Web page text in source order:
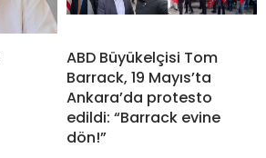
ABD Büyükelçisi Tom
Barrack, 19 Mayıs’ta
Ankara’da protesto
edildi: “Barrack evine
dön!”